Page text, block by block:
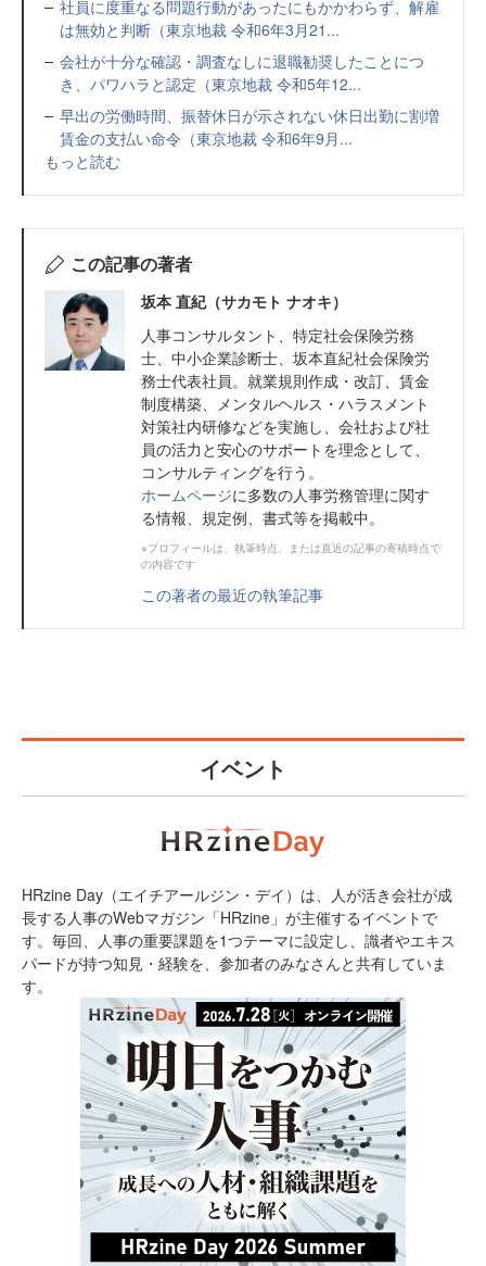
社員に度重なる問題行動があったにもかかわらず、解雇
は無効と判断（東京地裁 令和6年3月21...
会社が十分な確認・調査なしに退職勧奨したことにつ
き、パワハラと認定（東京地裁 令和5年12...
早出の労働時間、振替休日が示されない休日出勤に割増
賃金の支払い命令（東京地裁 令和6年9月...
もっと読む
この記事の著者
坂本 直紀（サカモト ナオキ）
人事コンサルタント、特定社会保険労務
士、中小企業診断士、坂本直紀社会保険労
務士代表社員。就業規則作成・改訂、賃金
制度構築、メンタルヘルス・ハラスメント
対策社内研修などを実施し、会社および社
員の活力と安心のサポートを理念として、
コンサルティングを行う。
ホームページに多数の人事労務管理に関す
る情報、規定例、書式等を掲載中。
※プロフィールは、執筆時点、または直近の記事の寄稿時点で
の内容です
この著者の最近の執筆記事
イベント
HRzine Day（エイチアールジン・デイ）は、人が活き会社が成
長する人事のWebマガジン「HRzine」が主催するイベントで
す。毎回、人事の重要課題を1つテーマに設定し、識者やエキス
パードが持つ知見・経験を、参加者のみなさんと共有していま
す。